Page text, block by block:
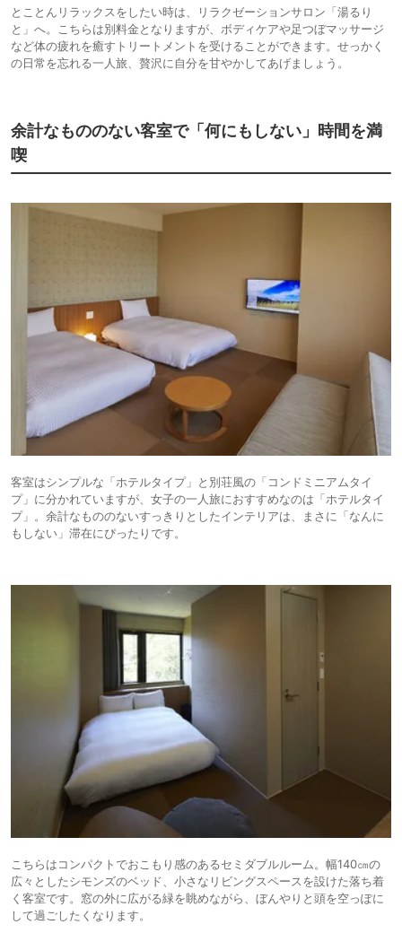
とことんリラックスをしたい時は、リラクゼーションサロン「湯るり
と」へ。こちらは別料金となりますが、ボディケアや足つぼマッサージ
など体の疲れを癒すトリートメントを受けることができます。せっかく
の日常を忘れる一人旅、贅沢に自分を甘やかしてあげましょう。
余計なもののない客室で「何にもしない」時間を満
喫
客室はシンプルな「ホテルタイプ」と別荘風の「コンドミニアムタイ
プ」に分かれていますが、女子の一人旅におすすめなのは「ホテルタイ
プ」。余計なもののないすっきりとしたインテリアは、まさに「なんに
もしない」滞在にぴったりです。
こちらはコンパクトでおこもり感のあるセミダブルルーム。幅140㎝の
広々としたシモンズのベッド、小さなリビングスペースを設けた落ち着
く客室です。窓の外に広がる緑を眺めながら、ぼんやりと頭を空っぽに
して過ごしたくなります。